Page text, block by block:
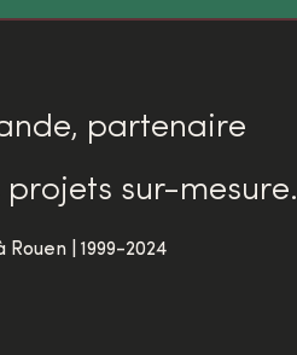
partenaire
sur-mesure.
| 1999-2024